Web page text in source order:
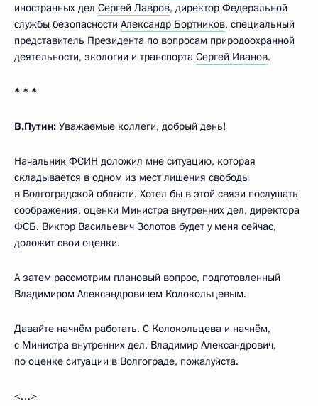
иностранных дел Сергей Лавров, директор Федеральной
службы безопасности Александр Бортников, специальный
представитель Президента по вопросам природоохранной
деятельности, экологии и транспорта Сергей Иванов.
* * *
В.Путин: Уважаемые коллеги, добрый день!
Начальник ФСИН доложил мне ситуацию, которая
складывается в одном из мест лишения свободы
в Волгоградской области. Хотел бы в этой связи послушать
соображения, оценки Министра внутренних дел, директора
ФСБ. Виктор Васильевич Золотов будет у меня сейчас,
доложит свои оценки.
А затем рассмотрим плановый вопрос, подготовленный
Владимиром Александровичем Колокольцевым.
Давайте начнём работать. С Колокольцева и начнём,
с Министра внутренних дел. Владимир Александрович,
по оценке ситуации в Волгограде, пожалуйста.
<…>